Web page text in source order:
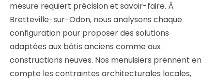
mesure requiert précision et savoir-faire. À
Bretteville-sur-Odon, nous analysons chaque
configuration pour proposer des solutions
adaptées aux bâtis anciens comme aux
constructions neuves. Nos menuisiers prennent en
compte les contraintes architecturales locales,